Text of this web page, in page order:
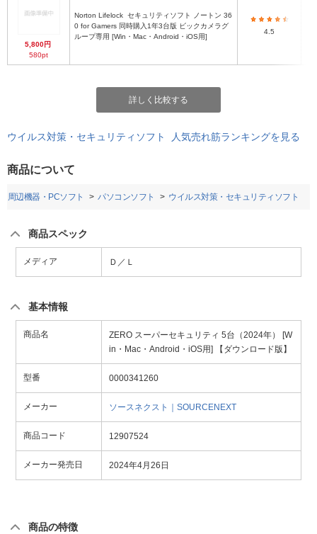
5,800円
580pt
Norton Lifelock
0 for Gamers 同時購入1年3台版 ビックカメラグ
ループ専用 [Win・Mac・Android・iOS用]
4.5
詳しく比較する
ウイルス対策・セキュリティソフト 人気売れ筋ランキングを見る
商品について
周辺機器・PCソフト パソコンソフト ウイルス対策・セキュリティソフト
商品スペック
メディア Ｄ／Ｌ
基本情報
商品名
ZERO スーパーセキュリティ 5台（2024年） [W
in・Mac・Android・iOS用] 【ダウンロード版】
型番 0000341260
メーカー ソースネクスト｜SOURCENEXT
商品コード 12907524
メーカー発売日 2024年4月26日
商品の特徴